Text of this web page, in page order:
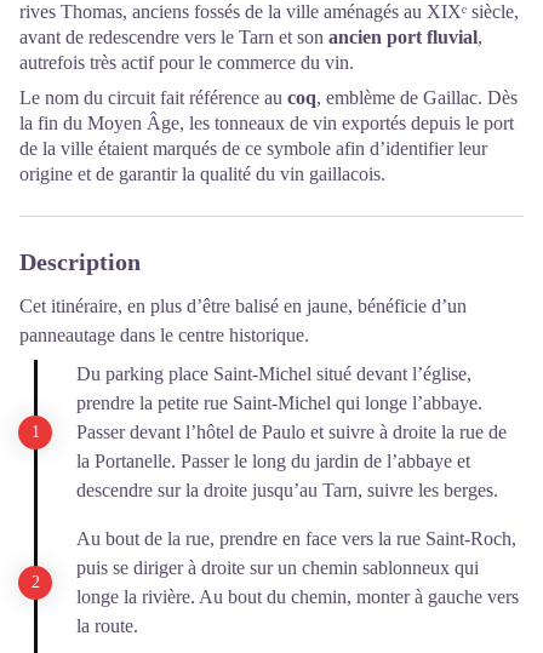
rives Thomas, anciens fossés de la ville aménagés au XIXᵉ siècle,
avant de redescendre vers le Tarn et son ancien port fluvial,
autrefois très actif pour le commerce du vin.
Le nom du circuit fait référence au coq, emblème de Gaillac. Dès
la fin du Moyen Âge, les tonneaux de vin exportés depuis le port
de la ville étaient marqués de ce symbole afin d’identifier leur
origine et de garantir la qualité du vin gaillacois.
Description
Cet itinéraire, en plus d’être balisé en jaune, bénéficie d’un
panneautage dans le centre historique.
Du parking place Saint-Michel situé devant l’église,
prendre la petite rue Saint-Michel qui longe l’abbaye.
Passer devant l’hôtel de Paulo et suivre à droite la rue de
la Portanelle. Passer le long du jardin de l’abbaye et
descendre sur la droite jusqu’au Tarn, suivre les berges.
Au bout de la rue, prendre en face vers la rue Saint-Roch,
puis se diriger à droite sur un chemin sablonneux qui
longe la rivière. Au bout du chemin, monter à gauche vers
la route.